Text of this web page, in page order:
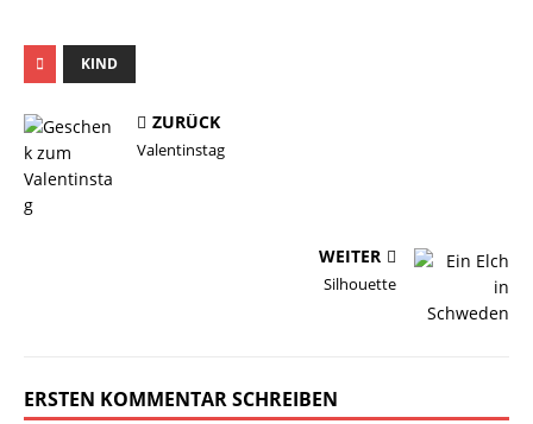
KIND
ZURÜCK
Valentinstag
WEITER
Silhouette
ERSTEN KOMMENTAR SCHREIBEN